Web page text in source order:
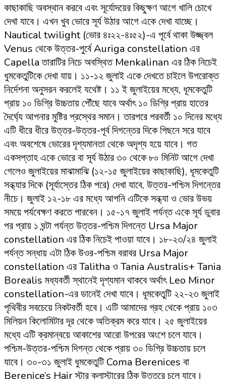
কাছাকাছি অবস্থান করবে এবং সূর্যোদয়ের কিছুক্ষণ আগে খালি চোখে
দেখা যাবে। এখন খুব ভোরে সূর্য উঠার আগে একে দেখা যাচ্ছে।
Nautical twilight (ভোর ৪ঃ২২-৪ঃ৫২)-এ পূর্বে থাকা উজ্জ্বল
Venus থেকে উত্তর-পুর্বে Auriga constellation এর
Capella তারাটির নিচে অবস্থিত Menkalinan এর ঠিক নিচেই
ধুমকেতুটিকে দেখা যায়। ১১-১২ জুলাই একে দেখতে চাইলে উপরোক্ত
নির্দেশনা অনুসরন করলেই যথেষ্ট। ১১ ই জুলাইয়ের মধ্যে, ধূমকেতুটি
প্রায় ১০ ডিগ্রি উচ্চতায় পৌঁছে যাবে অর্থাৎ ১০ ডিগ্রি প্রায় হাতের
দৈর্ঘ্যে আপনার মুষ্টির প্রস্থের সমান। তারপরে পরবর্তী ১০ দিনের মধ্যে
এটি ধীরে ধীরে উত্তর-উত্তর-পূর্ব দিগন্তের দিকে পিছনে সরে যাবে
এবং অবশেষে ভোরের দৃশ্যমানতা থেকে অদৃশ্য হয়ে যাবে। গত
একসপ্তাহ একে ভোরে বা সূর্য উঠার ৩০ থেকে ৮০ মিনিট আগে দেখা
গেলেও জুলাইয়ের মাঝামাঝি (১২-১৫ জুলাইয়ের কাছাকাছি), ধূমকেতুটি
সন্ধ্যার দিকে (সূর্যাস্তের ঠিক পরে) দেখা যাবে, উত্তর-পশ্চিম দিগন্তের
নীচে। জুলাই ১২-১৮ এর মধ্যে আপনি এটিকে সন্ধ্যা ও ভোর উভয়
সময়ে পর্যবেক্ষণ করতে পারবেন। ১৫-১৭ জুলাই পর্যন্ত একে সূর্য ডুবার
পর প্রায় ১ ঘন্টা পর্যন্ত উত্তর-পশ্চিম দিগন্তে Ursa Major
constellation এর ঠিক নিচেই পাওয়া যাবে। ১৮-২৩/২৪ জুলাই
পর্যন্ত সন্ধায় এটা ঠিক উওর-পশ্চিম বরাবর Ursa Major
constellation এর Talitha ও Tania Australis+ Tania
Borealis মধ্যবর্তী স্থানেই দৃশ্যমান থাকবে অর্থাৎ Leo Minor
constellation-এর ডানেই দেখা যাবে। ধূমকেতুটি ২২-২৩ জুলাই
পৃথিবীর সবচেয়ে নিকটবর্তী হবে। এটি আমাদের গ্রহ থেকে প্রায় ১০৩
মিলিয়ন কিলোমিটার দূর থেকে অতিক্রম করে যাবে। ২৫ জুলাইয়ের
মধ্যে এটি ক্রমান্বয়ে আকাশের আরো উপরের অংশে চলে যাবে।
পশ্চিম-উত্তর-পশ্চিম দিগন্ত থেকে প্রায় ৩০ ডিগ্রি উচ্চতায় চলে
যাবে। ৩০-৩১ জুলাই ধুমকেতুটি Coma Berenices বা
Berenice’s Hair স্টার ক্লাস্টারের ঠিক উত্তরে চলে যাবে।